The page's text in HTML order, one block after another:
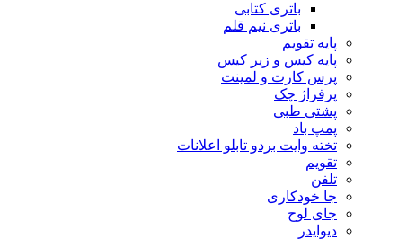
باتری کتابی
باتری نیم قلم
پایه تقویم
پایه کیس و زیر کیس
پرس کارت و لمینت
پرفراژ چک
پشتی طبی
پمپ باد
تخته وایت بردو تابلو اعلانات
تقویم
تلفن
جا خودکاری
جای لوح
دیوایدر